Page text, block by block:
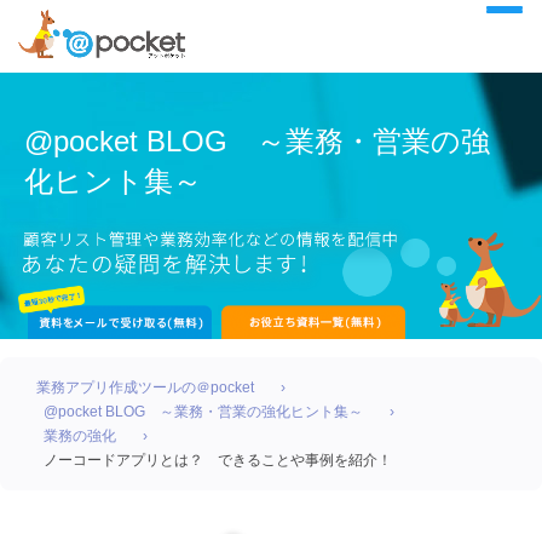
@pocket BLOG ～業務・営業の強
化ヒント集～
業務アプリ作成ツールの＠pocket
@pocket BLOG ～業務・営業の強化ヒント集～
業務の強化
ノーコードアプリとは？ できることや事例を紹介！